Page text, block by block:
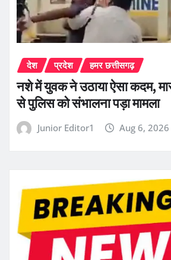
देश प्रदेश हमर छत्तीसगढ़
नशे में युवक ने उठाया ऐसा कदम,
से पुलिस को संभालना पड़ा मामला
Junior Editor1 Aug 6, 2026